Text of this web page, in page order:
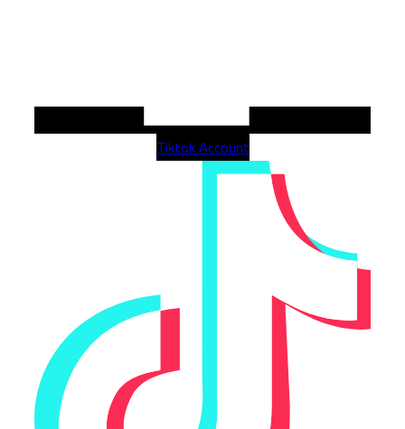
Tiktok Account